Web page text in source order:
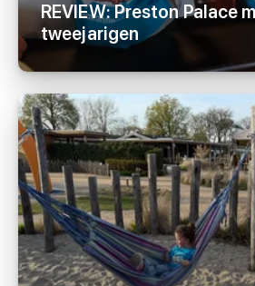
REVIEW: Preston Palace
tweejarigen